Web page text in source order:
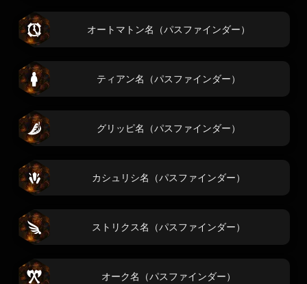
オートマトン名（パスファインダー）
ティアン名（パスファインダー）
グリッピ名（パスファインダー）
カシュリシ名（パスファインダー）
ストリクス名（パスファインダー）
オーク名（パスファインダー）